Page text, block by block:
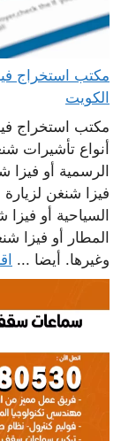
الكويت
مكتب استخراج
أنواع تأشيرات
الرسمية أو فيزا
فيزا شنغن لزيارة
السياحية أو
المطار أو فيزا
وغيرها. أيضا ...